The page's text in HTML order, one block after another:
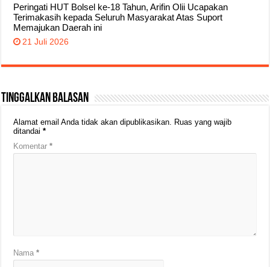
Peringati HUT Bolsel ke-18 Tahun, Arifin Olii Ucapakan
Terimakasih kepada Seluruh Masyarakat Atas Suport
Memajukan Daerah ini
21 Juli 2026
Tinggalkan Balasan
Alamat email Anda tidak akan dipublikasikan. Ruas yang wajib
ditandai*
Komentar*
Nama*